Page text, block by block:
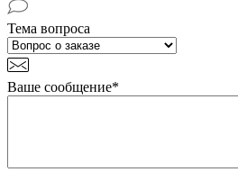
Тема вопроса
Ваше сообщение*